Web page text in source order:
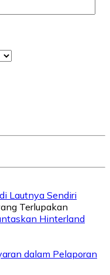
Lautnya Sendiri
Hinterland
dalam Pelaporan